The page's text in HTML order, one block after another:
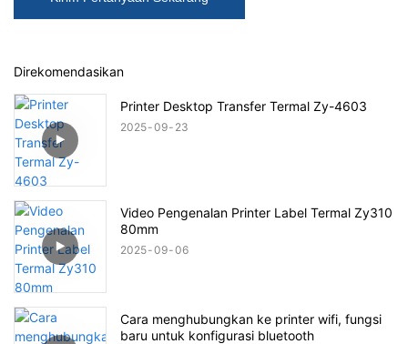
Direkomendasikan
Printer Desktop Transfer Termal Zy-4603
2025 09 23
Video Pengenalan Printer Label Termal Zy310
80mm
2025 09 06
Cara menghubungkan ke printer wifi, fungsi
baru untuk konfigurasi bluetooth